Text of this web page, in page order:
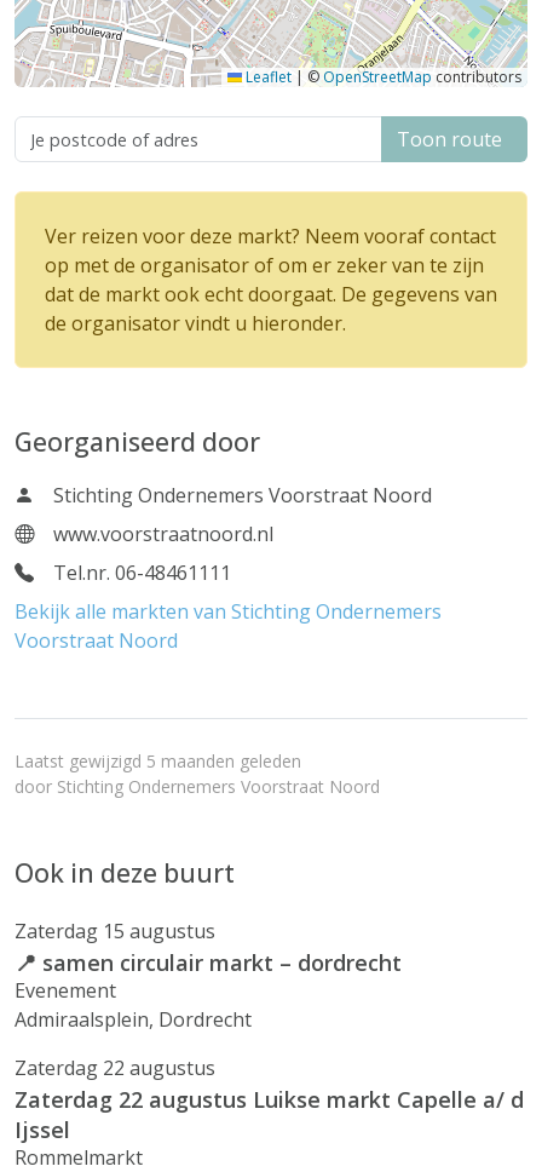
Leaflet | © OpenStreetMap contributors
Toon route
Ver reizen voor deze markt? Neem vooraf contact
op met de organisator of om er zeker van te zijn
dat de markt ook echt doorgaat. De gegevens van
de organisator vindt u hieronder.
Georganiseerd door
Stichting Ondernemers Voorstraat Noord
www.voorstraatnoord.nl
Tel.nr. 06-48461111
Bekijk alle markten van Stichting Ondernemers
Voorstraat Noord
Laatst gewijzigd 5 maanden geleden
door Stichting Ondernemers Voorstraat Noord
Ook in deze buurt
Zaterdag 15 augustus
📍 samen circulair markt – dordrecht
Evenement
Admiraalsplein, Dordrecht
Zaterdag 22 augustus
Zaterdag 22 augustus Luikse markt Capelle a/ d
Ijssel
Rommelmarkt